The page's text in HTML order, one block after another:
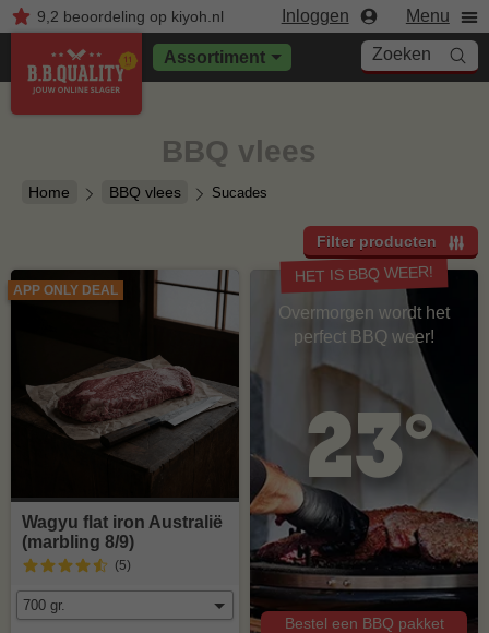
9,2 beoordelingop kiyoh.nl Inloggen Menu
Assortiment Zoeken
Home BBQ vlees Sucades
BBQ vlees
Filter producten
APP ONLY DEAL
Wagyu flat iron Australië
(marbling 8/9)
(5)
HET IS BBQ WEER!
Overmorgen wordt het
perfect BBQ weer!
23°
Bestel een BBQ pakket